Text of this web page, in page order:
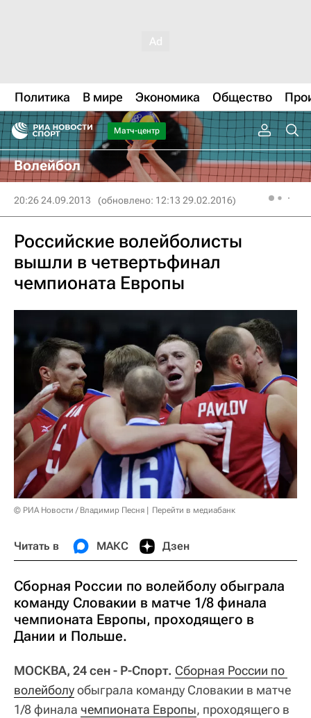
Политика В мире Экономика Общество
Матч-центр
Волейбол
20:26 24.09.2013 (обновлено: 12:13 29.02.2016)
Российские волейболисты
вышли в четвертьфинал
чемпионата Европы
© РИА Новости / Владимир Песня Перейти в медиабанк
Читать в МАКС Дзен
Сборная России по волейболу обыграла
команду Словакии в матче 1/8 финала
чемпионата Европы, проходящего в
Дании и Польше.
МОСКВА, 24 сен - Р-Спорт. Сборная России по
волейболуобыграла команду Словакии в матче
1/8 финала чемпионата Европы, проходящего в